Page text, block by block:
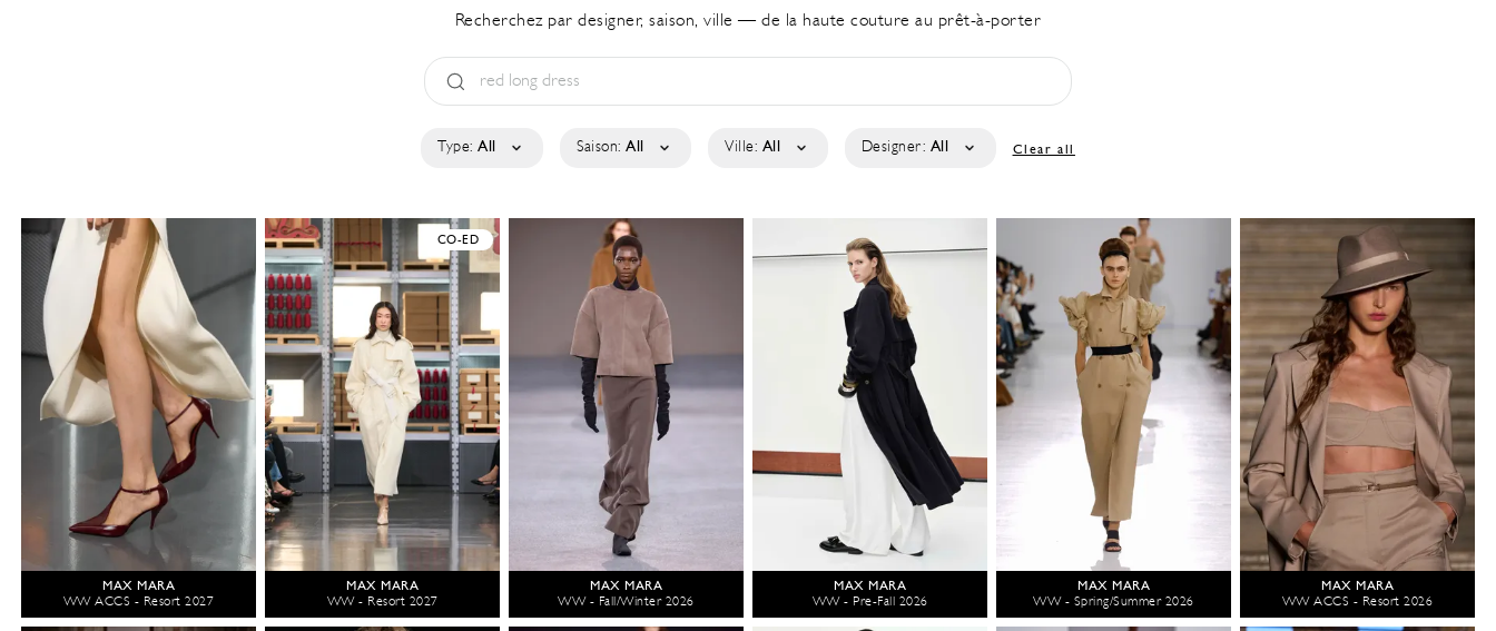
Recherchez par designer, saison, ville — de la haute couture au prêt-à-porter
Type: All Saison: All Ville: All Designer: All Clear all
MAX MARA
WW ACCS - Resort 2027
CO-ED
MAX MARA
WW - Resort 2027
MAX MARA
WW - Fall/Winter 2026
MAX MARA
WW - Pre-Fall 2026
MAX MARA
WW - Spring/Summer 2026
MAX MARA
WW ACCS - Resort 2026